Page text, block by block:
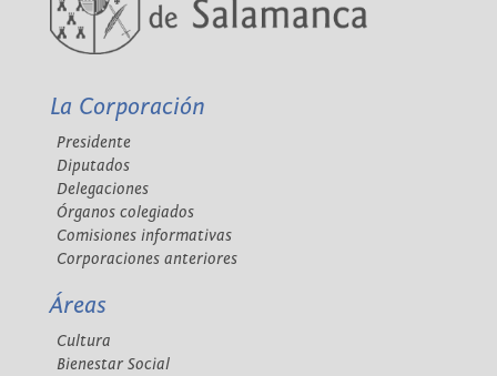
La Corporación
Presidente
Diputados
Delegaciones
Órganos colegiados
Comisiones informativas
Corporaciones anteriores
Áreas
Cultura
Bienestar Social